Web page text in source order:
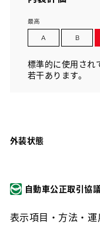
標準的に使用され
若干あります。
外装状態
自動車公正取引協
表示項目・方法・